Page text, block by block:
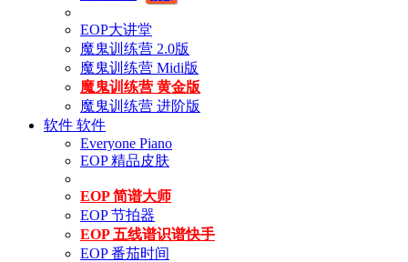
EOP大讲堂
魔鬼训练营 2.0版
魔鬼训练营 Midi版
魔鬼训练营 黄金版
魔鬼训练营 进阶版
软件 软件
Everyone Piano
EOP 精品皮肤
EOP 简谱大师
EOP 节拍器
EOP 五线谱识谱快手
EOP 番茄时间